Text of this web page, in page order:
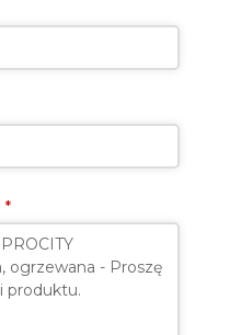
*